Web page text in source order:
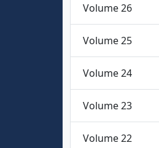
Volume 26
Volume 25
Volume 24
Volume 23
Volume 22